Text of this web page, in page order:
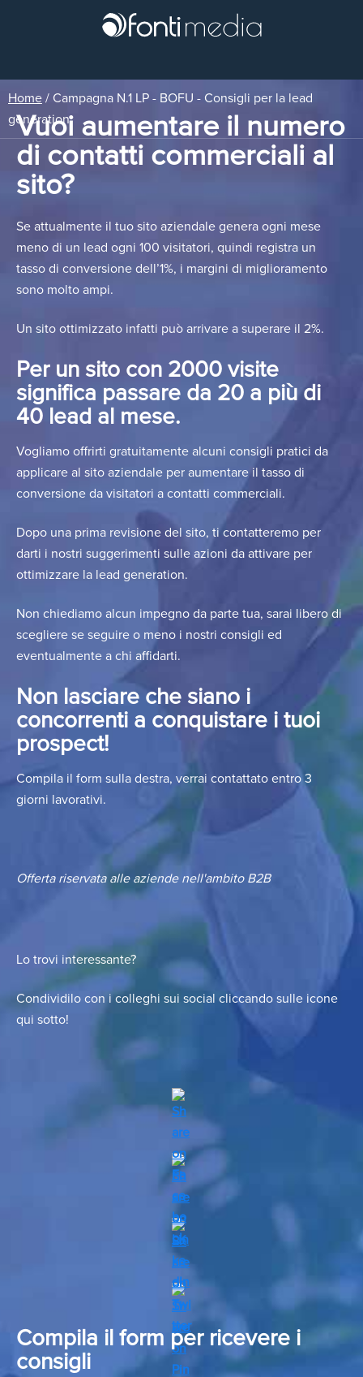
Home / Campagna N.1 LP - BOFU - Consigli per la lead
generation
Vuoi aumentare il numero
di contatti commerciali al
sito?
Se attualmente il tuo sito aziendale genera ogni mese
meno di un lead ogni 100 visitatori, quindi registra un
tasso di conversione dell’1%, i margini di miglioramento
sono molto ampi.
Un sito ottimizzato infatti può arrivare a superare il 2%.
Per un sito con 2000 visite
significa passare da 20 a più di
40 lead al mese.
Vogliamo offrirti gratuitamente alcuni consigli pratici da
applicare al sito aziendale per aumentare il tasso di
conversione da visitatori a contatti commerciali.
Dopo una prima revisione del sito, ti contatteremo per
darti i nostri suggerimenti sulle azioni da attivare per
ottimizzare la lead generation.
Non chiediamo alcun impegno da parte tua, sarai libero di
scegliere se seguire o meno i nostri consigli ed
eventualmente a chi affidarti.
Non lasciare che siano i
concorrenti a conquistare i tuoi
prospect!
Compila il form sulla destra, verrai contattato entro 3
giorni lavorativi.
Offerta riservata alle aziende nell'ambito B2B
Lo trovi interessante?
Condividilo con i colleghi sui social cliccando sulle icone
qui sotto!
Compila il form per ricevere i
consigli